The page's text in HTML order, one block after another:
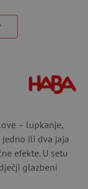
– lupkanje,
jedno ili dva jaja
efekte. U setu
glazbeni